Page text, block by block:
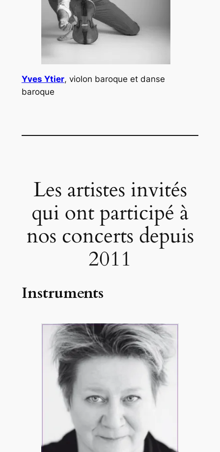
Yves Ytier, violon baroque et danse
baroque
Les artistes invités
qui ont participé à
nos concerts depuis
2011
Instruments